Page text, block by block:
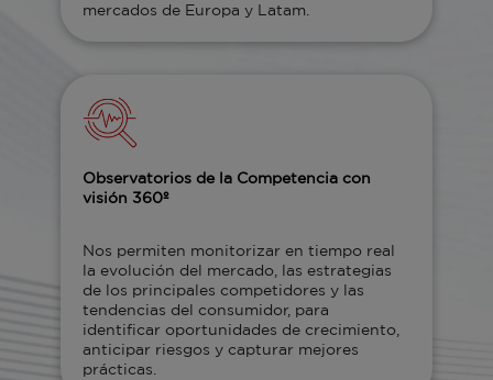
mercados de Europa y Latam.
Observatorios de la Competencia con
visión 360º
Nos permiten monitorizar en tiempo real
la evolución del mercado, las estrategias
de los principales competidores y las
tendencias del consumidor, para
identificar oportunidades de crecimiento,
anticipar riesgos y capturar mejores
prácticas.